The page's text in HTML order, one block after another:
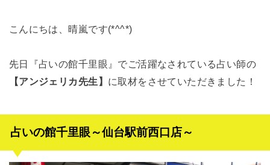
こんにちは、晴嵐です(*^^*)
先日『占いの館千里眼』でご活躍なされている占い師の
【アンジェリカ先生】 に取材をさせていただきました！
占いの館千里眼～仙台駅前西口店～